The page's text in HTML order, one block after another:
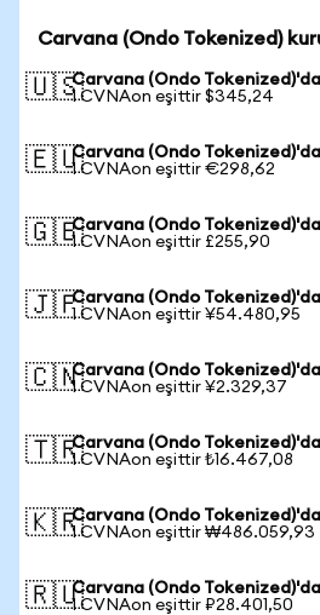
Carvana (Ondo Tokenized)
🇺🇸Carvana (Ondo
1 CVNAon eşittir $345,24
🇪🇺Carvana (Ondo
1 CVNAon eşittir €298,62
🇬🇧Carvana (Ondo
1 CVNAon eşittir £255,90
🇯🇵Carvana (Ondo
1 CVNAon eşittir ¥54.480,95
🇨🇳Carvana (Ondo
1 CVNAon eşittir ¥2.329,37
🇹🇷Carvana (Ondo
1 CVNAon eşittir ₺16.467,08
🇰🇷Carvana (Ondo
1 CVNAon eşittir ₩486.059,93
🇷🇺Carvana (Ondo
1 CVNAon eşittir ₽28.401,50